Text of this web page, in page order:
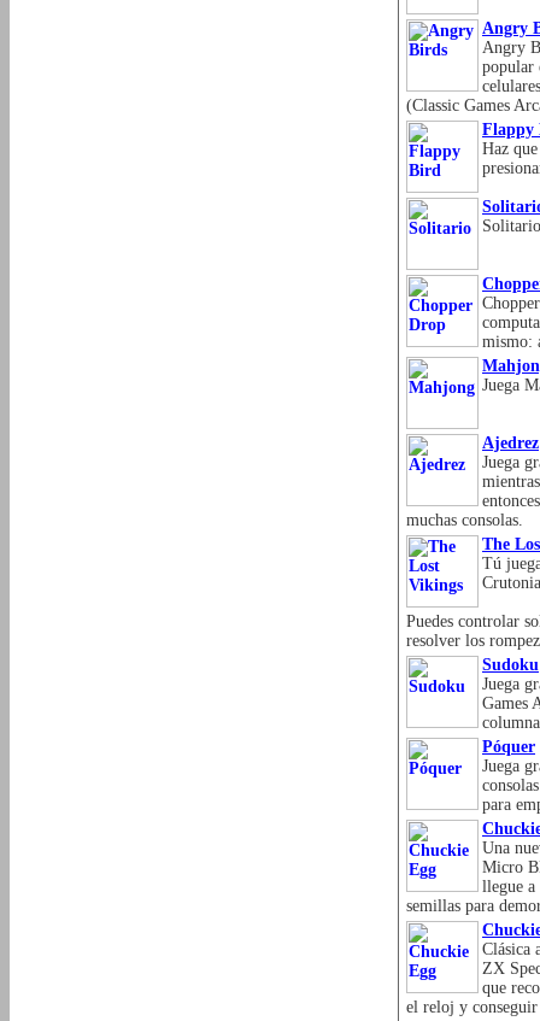
Angry
Angry
popular
(Classic Games
Flappy
Haz
mismo:
Juega
Ajedrez
Juega
muchas consolas.
The
Tú
Puedes controlar
resolver los
Sudoku
Juega
Games
Póquer
Juega
para
Una
Micro
llegue a
semillas para
Clásica
ZX
que
el reloj y